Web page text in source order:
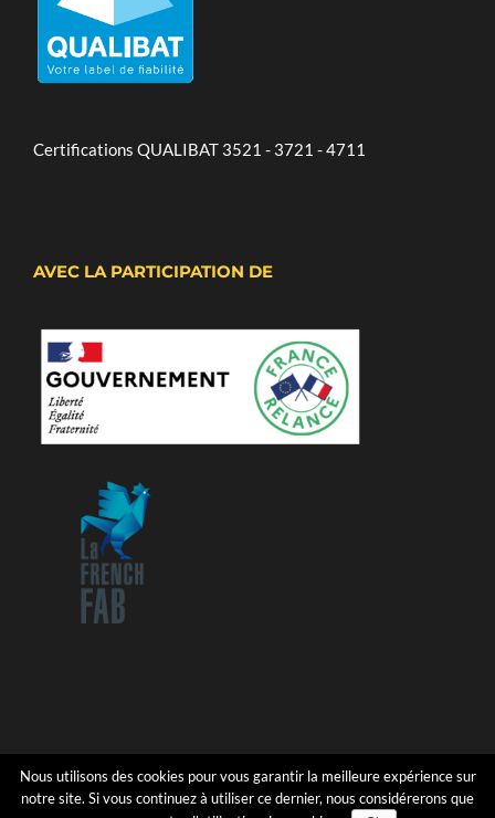
Certifications QUALIBAT 3521 - 3721 - 4711
AVEC LA PARTICIPATION DE
COPYRIGHT 2017 - MB ALU Miroiterie Bocaert | TOUS DROITS
Nous utilisons des cookies pour vous garantir la meilleure expérience sur
notre site. Si vous continuez à utiliser ce dernier, nous considérerons que